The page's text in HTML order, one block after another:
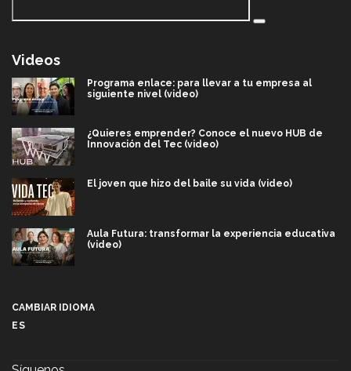
Videos
Programa enlace: para llevar a tu empresa al
siguiente nivel (video)
¿Quieres emprender? Conoce el nuevo HUB de
Innovación del Tec (video)
El joven que hizo del baile su vida (video)
Aula Futura: transformar la experiencia educativa
(video)
CAMBIAR IDIOMA
ES